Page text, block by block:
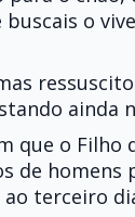
buscais o
ainda
que o Filho
de homens
terceiro